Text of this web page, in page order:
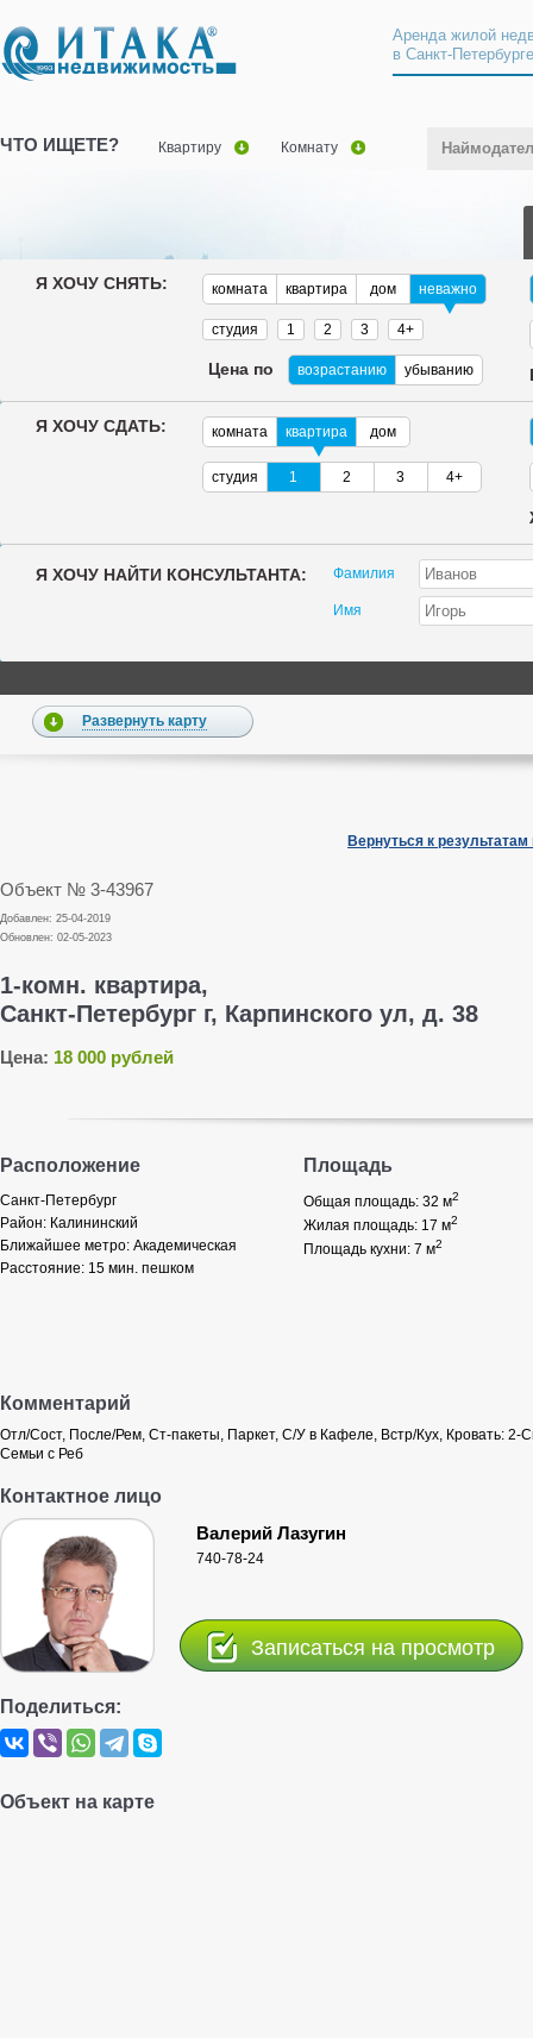
Аренда жилой
в Санкт-
ЧТО ИЩЕТЕ? Квартиру Комнату
Я ХОЧУ СНЯТЬ: комната квартира дом неважно
студия 1 2 3 4+
Цена по возрастанию убыванию
Я ХОЧУ СДАТЬ: комната квартира дом
студия 1 2 3 4+
Я ХОЧУ НАЙТИ КОНСУЛЬТАНТА: Фамилия
Имя
Развернуть карту
Вернуться к результатам
Объект № 3-43967
Добавлен: 25-04-2019
Обновлен: 02-05-2023
1-комн. квартира,
Санкт-Петербург г, Карпинского ул, д. 38
Цена: 18 000 рублей
Расположение
Санкт-Петербург
Район: Калининский
Ближайшее метро: Академическая
Расстояние: 15 мин. пешком
Площадь
Общая площадь: 32 м2
Жилая площадь: 17 м2
Площадь кухни: 7 м2
Комментарий
Отл/Сост, После/Рем, Ст-пакеты, Паркет, С/У в Кафеле, Встр/Кух, Кровать:
Семьи с Реб
Контактное лицо
Валерий Лазугин
740-78-24
Записаться на просмотр
Поделиться:
Объект на карте